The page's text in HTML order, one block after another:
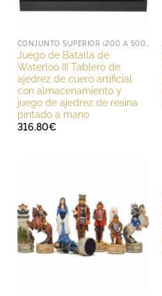
Juego de Batalla de
Waterloo III Tablero de
ajedrez de cuero artificial
con almacenamiento y
juego de ajedrez de resina
pintado a mano
316.80€